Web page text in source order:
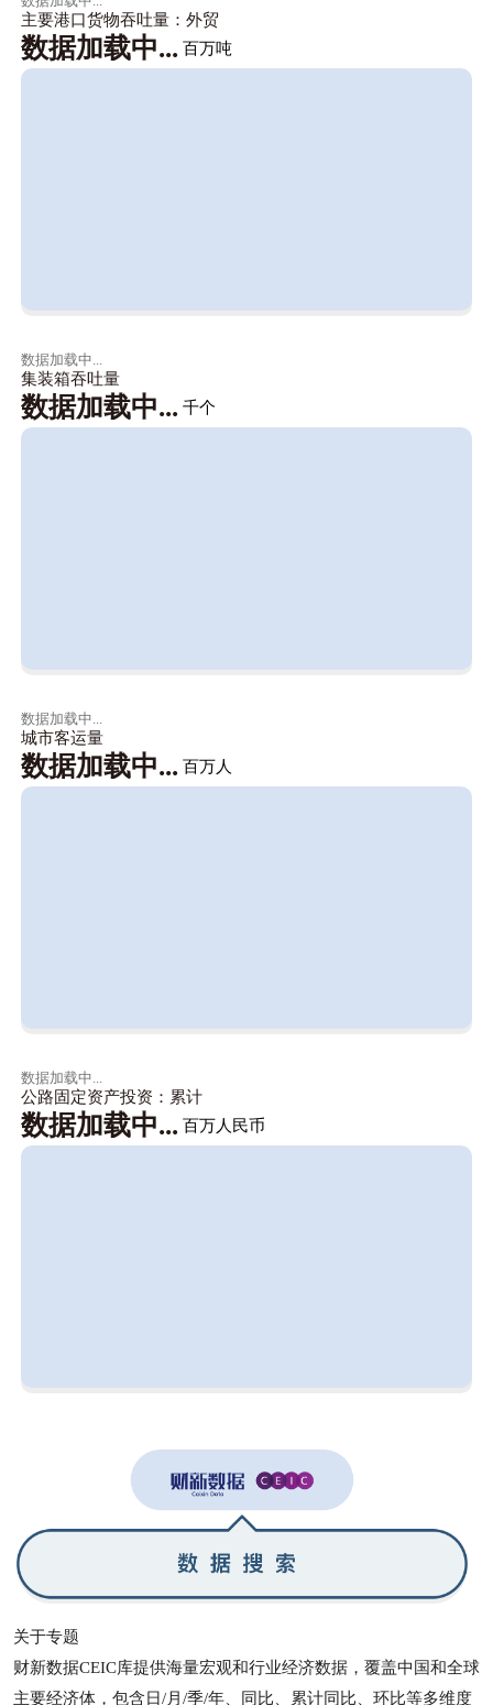
主要港口货物吞吐量：外贸
数据加载中... 百万吨
数据加载中...
集装箱吞吐量
数据加载中... 千个
数据加载中...
城市客运量
数据加载中... 百万人
数据加载中...
公路固定资产投资：累计
数据加载中... 百万人民币
关于专题
财新数据CEIC库提供海量宏观和行业经济数据，覆盖中国和全球
主要经济体，包含日/月/季/年、同比、累计同比、环比等多维度